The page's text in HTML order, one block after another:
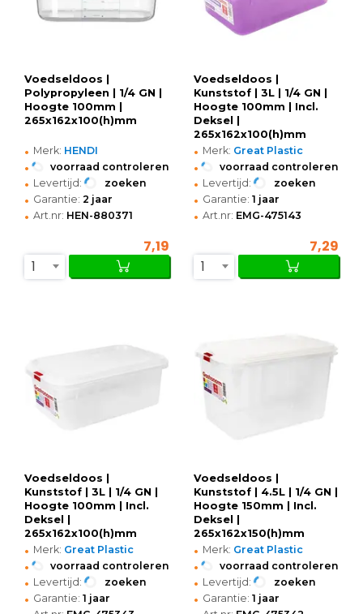
Voedseldoos |
Polypropyleen | 1/4 GN |
Hoogte 100mm |
265x162x100(h)mm
• Merk: HENDI
• voorraad controleren
• Levertijd: zoeken
• Garantie: 2 jaar
• Art.nr: HEN-880371
7,19
1
Voedseldoos |
Kunststof | 3L | 1/4 GN |
Hoogte 100mm | Incl.
Deksel |
265x162x100(h)mm
• Merk: Great Plastic
• voorraad controleren
• Levertijd: zoeken
• Garantie: 1 jaar
• Art.nr: EMG-475143
7,29
1
Voedseldoos |
Kunststof | 3L | 1/4 GN |
Hoogte 100mm | Incl.
Deksel |
265x162x100(h)mm
• Merk: Great Plastic
• voorraad controleren
• Levertijd: zoeken
• Garantie: 1 jaar
Voedseldoos |
Kunststof | 4.5L | 1/4 GN |
Hoogte 150mm | Incl.
Deksel |
265x162x150(h)mm
• Merk: Great Plastic
• voorraad controleren
• Levertijd: zoeken
• Garantie: 1 jaar